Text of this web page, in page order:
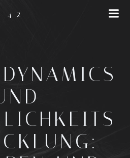
Inhalt
42